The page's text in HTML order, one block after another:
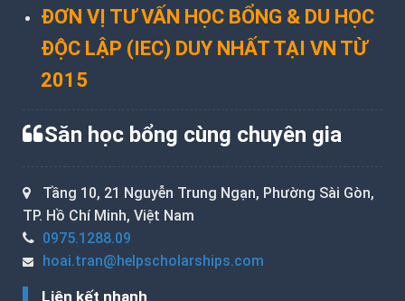
ĐƠN VỊ TƯ VẤN HỌC BỔNG & DU HỌC
ĐỘC LẬP (IEC) DUY NHẤT TẠI VN TỪ
2015
Săn học bổng cùng chuyên gia
Tầng 10, 21 Nguyễn Trung Ngạn, Phường Sài Gòn,
TP. Hồ Chí Minh, Việt Nam
0975.1288.09
hoai.tran@helpscholarships.com
Liên kết nhanh